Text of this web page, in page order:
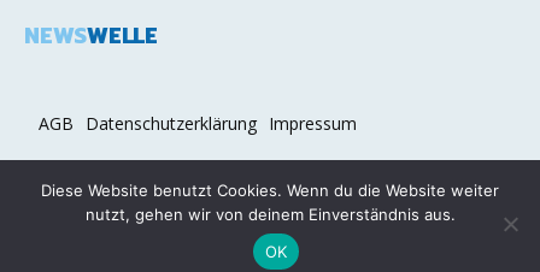
NEWSWELLE
AGB Datenschutzerklärung Impressum
2026 COPYRIGHT © NEWSWELLE.DE
Diese Website benutzt Cookies. Wenn du die Website weiter
nutzt, gehen wir von deinem Einverständnis aus.
OK